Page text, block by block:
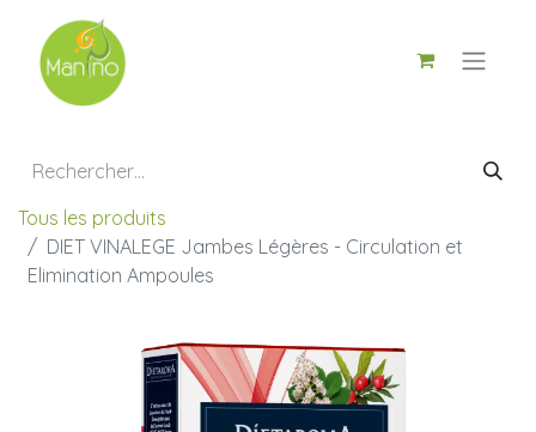
Tous les produits
DIET VINALEGE Jambes Légères - Circulation et
Elimination Ampoules